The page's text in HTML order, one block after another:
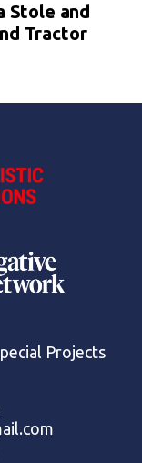
Stole and
Tractor
Projects